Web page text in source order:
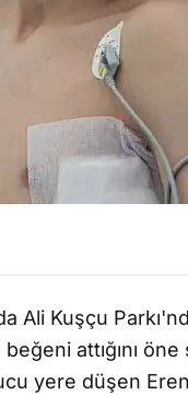
Ali Kuşçu
attığını
yere düşen